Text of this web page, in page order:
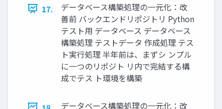
17.
データベース構築処理の一元化：改
善前 バックエンドリポジトリ Python
テスト用 データベース データベース
構築処理 テストデータ 作成処理 テス
ト実行処理 半年前は、まずシ ンプル
に一つのリポジト リ内で完結する構
成でテス ト環境を構築
データベース構築処理の一元化：改